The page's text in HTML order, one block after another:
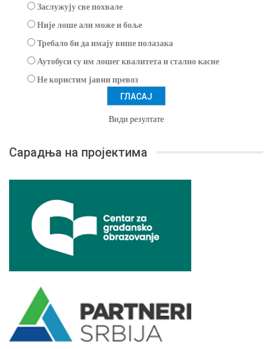
Заслужују све похвале
Није лоше али може и боље
Требало би да имају више полазака
Аутобуси су им лошег квалитета и стално касне
Не користим јавни превоз
Види резултате
Сарадња на пројектима